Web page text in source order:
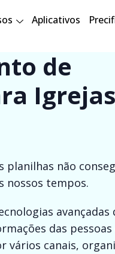
Aplicativos
de
planilhas não
nossos tempos.
avançadas
das
vários canais,